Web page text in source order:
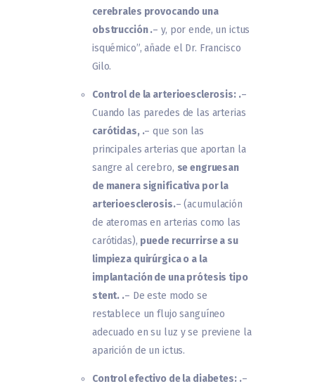
cerebrales provocando una
obstrucción .– y, por ende, un ictus
isquémico”, añade el Dr. Francisco
Gilo.
Control de la arterioesclerosis: .–
Cuando las paredes de las arterias
carótidas, .– que son las
principales arterias que aportan la
sangre al cerebro, se engruesan
de manera significativa por la
arterioesclerosis.– (acumulación
de ateromas en arterias como las
carótidas), puede recurrirse a su
limpieza quirúrgica o a la
implantación de una prótesis tipo
stent. .– De este modo se
restablece un flujo sanguíneo
adecuado en su luz y se previene la
aparición de un ictus.
Control efectivo de la diabetes: .–